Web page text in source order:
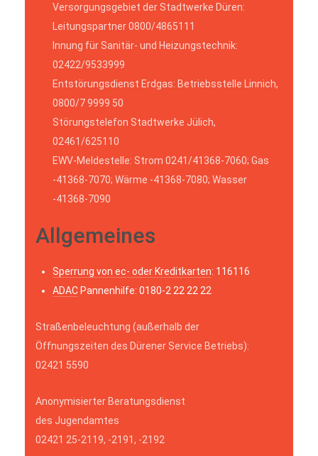
Versorgungsgebiet der Stadtwerke Düren:
Leitungspartner 0800/4865111
Innung für Sanitär- und Heizungstechnik:
02422/9533999
Entstörungsdienst Erdgas: Betriebsstelle Linnich,
0800/7 9999 50
Störungstelefon Stadtwerke Jülich,
02461/625110
EWV-Meldestelle: Strom 0241/41368-7060; Gas
-41368-7070; Wärme -41368-7080; Wasser
-41368-7090
Allgemeines
Sperrung von ec- oder Kreditkarten: 116116
ADAC Pannenhilfe: 0180-2 22 22 22
Straßenbeleuchtung (außerhalb der
Öffnungszeiten des Dürener Service Betriebs):
02421 5590
Anonymisierter Beratungsdienst
des Jugendamtes
02421 25-2119, -2191, -2192